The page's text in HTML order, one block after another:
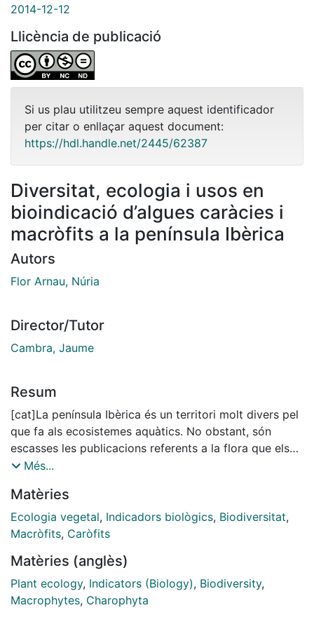
2014-12-12
Llicència de publicació
Si us plau utilitzeu sempre aquest identificador
per citar o enllaçar aquest document:
https://hdl.handle.net/2445/62387
Diversitat, ecologia i usos en
bioindicació d’algues caràcies i
macròfits a la península Ibèrica
Autors
Flor Arnau, Núria
Director/Tutor
Cambra, Jaume
Resum
[cat]La península Ibèrica és un territori molt divers pel
que fa als ecosistemes aquàtics. No obstant, són
escasses les publicacions referents a la flora que els
ocupa. En aquesta tesi es presenta un catàleg florístic
456 masses d’aigua diferents. S’han identificat 28
espècies o varietats pertanyents als cinc gèneres
citats a Espanya, essent Chara el més freqüent, i
i l’ecologia de 8 d’elles, algunes vulnerables o en perill
d’extinció. D’aquesta manera s’incrementa el
coneixement que es té sobre aquest grup algal i
Més...
Matèries
Ecologia vegetal, Indicadors biològics, Biodiversitat,
Macròfits, Caròfits
Matèries (anglès)
Plant ecology, Indicators (Biology), Biodiversity,
Macrophytes, Charophyta